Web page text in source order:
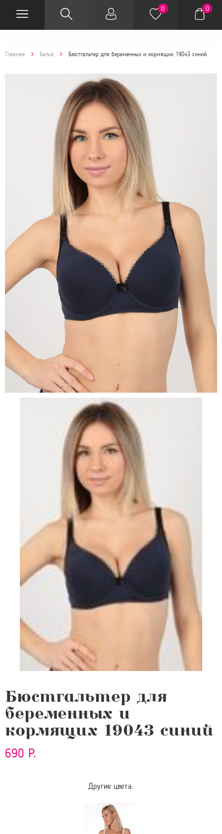
0 0
Главная Бельё Бюстгальтер для беременных и кормящих 19043 синий
Бюстгальтер для
беременных и
кормящих 19043 синий
690 Р.
Другие цвета: